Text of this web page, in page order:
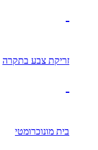
זריקת צבע בתקרה
בית מונוכרומטי